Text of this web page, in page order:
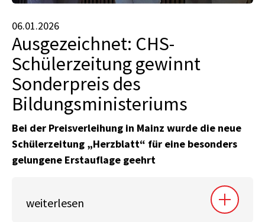
06.01.2026
Ausgezeichnet: CHS-
Schülerzeitung gewinnt
Sonderpreis des
Bildungsministeriums
Bei der Preisverleihung in Mainz wurde die neue
Schülerzeitung „Herzblatt“ für eine besonders
gelungene Erstauflage geehrt
weiterlesen